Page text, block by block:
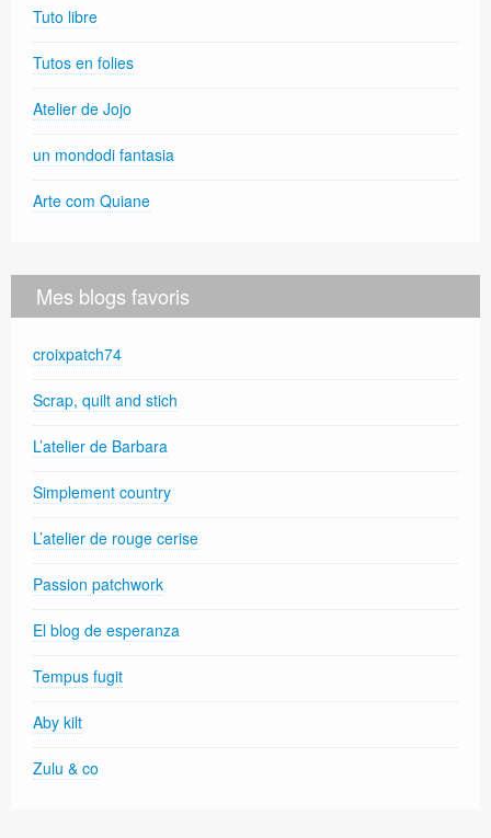
Tuto libre
Tutos en folies
Atelier de Jojo
un mondodi fantasia
Arte com Quiane
Mes blogs favoris
croixpatch74
Scrap, quilt and stich
L’atelier de Barbara
Simplement country
L’atelier de rouge cerise
Passion patchwork
El blog de esperanza
Tempus fugit
Aby kilt
Zulu & co